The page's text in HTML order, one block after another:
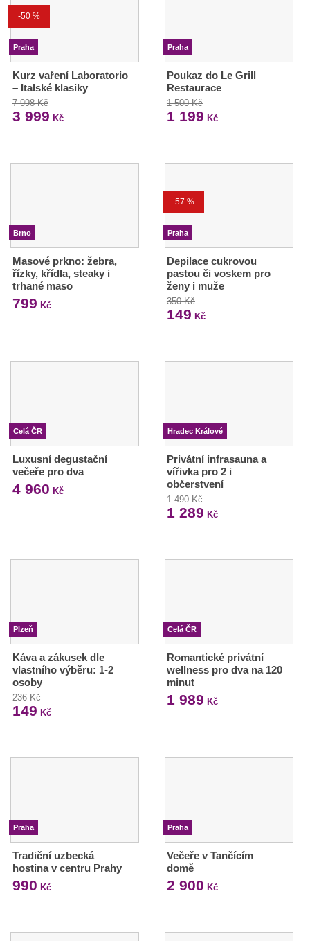
-50 %
Praha
Kurz vaření Laboratorio
– Italské klasiky
7 998 Kč
3 999 Kč
Praha
Poukaz do Le Grill
Restaurace
1 500 Kč
1 199 Kč
Brno
Masové prkno: žebra,
řízky, křídla, steaky i
trhané maso
799 Kč
-57 %
Praha
Depilace cukrovou
pastou či voskem pro
ženy i muže
350 Kč
149 Kč
Celá ČR
Luxusní degustační
večeře pro dva
4 960 Kč
Hradec Králové
Privátní infrasauna a
vířivka pro 2 i
občerstvení
1 490 Kč
1 289 Kč
Plzeň
Káva a zákusek dle
vlastního výběru: 1-2
osoby
236 Kč
149 Kč
Celá ČR
Romantické privátní
wellness pro dva na 120
minut
1 989 Kč
Praha
Tradiční uzbecká
hostina v centru Prahy
990 Kč
Praha
Večeře v Tančícím
domě
2 900 Kč